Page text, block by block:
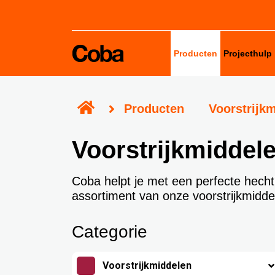
Producten Projecthulp
Verbruikscalculator
Projectgarantie
Producten
Coba helpt je met een perfecte
assortiment van onze
Categorie
Voorstrijkmiddelen